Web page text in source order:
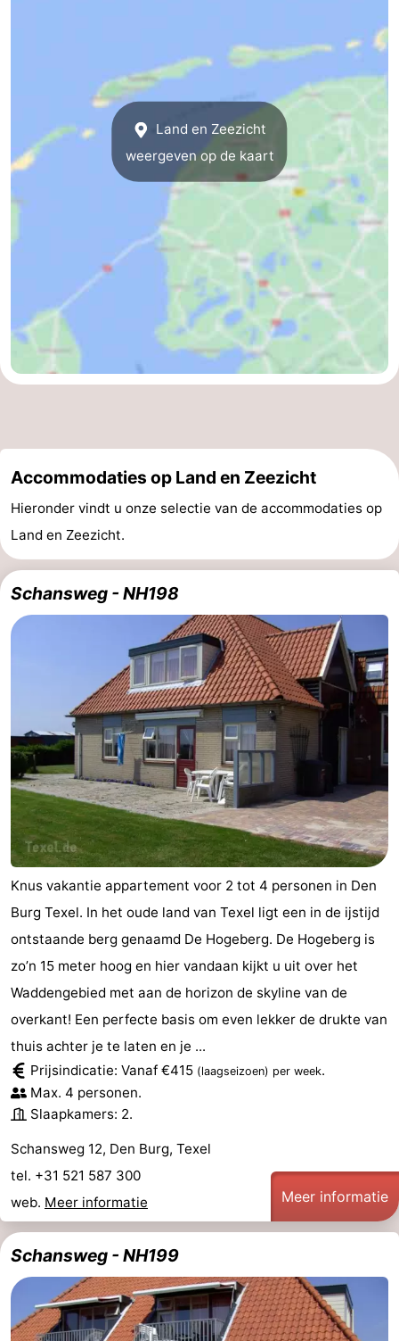
drinken
Evenementen
Praktisch
Forum
Boot
Waddenhoppen
Medische
adressen
Regio
Waddeneilanden
-
Schiermonnikoog
-
Terschelling
Vlieland
Noord-
Holland
-
Natuur
Duinen
aan
Bergen
-
Egmond
Zee
-
duinreservaat
Wijk
aan
Zee
-
Natuur
Zuid-
Kennermerland
-
Amsterdam
-
Haarlem
-
Zandvoort
Weer
Contact
Land en Zeezicht
weergeven op de kaart
Accommodaties op Land en Zeezicht
Hieronder vindt u onze selectie van de accommodaties op
Land en Zeezicht.
Schansweg - NH198
Knus vakantie appartement voor 2 tot 4 personen in Den
Burg Texel. In het oude land van Texel ligt een in de ijstijd
ontstaande berg genaamd De Hogeberg. De Hogeberg is
zo’n 15 meter hoog en hier vandaan kijkt u uit over het
Waddengebied met aan de horizon de skyline van de
overkant! Een perfecte basis om even lekker de drukte van
thuis achter je te laten en je ...
Prijsindicatie: Vanaf €415 (laagseizoen) per week.
Max. 4 personen.
Slaapkamers: 2.
Schansweg 12, Den Burg, Texel
tel. +31 521 587 300
web. Meer informatie Meer informatie
Schansweg - NH199